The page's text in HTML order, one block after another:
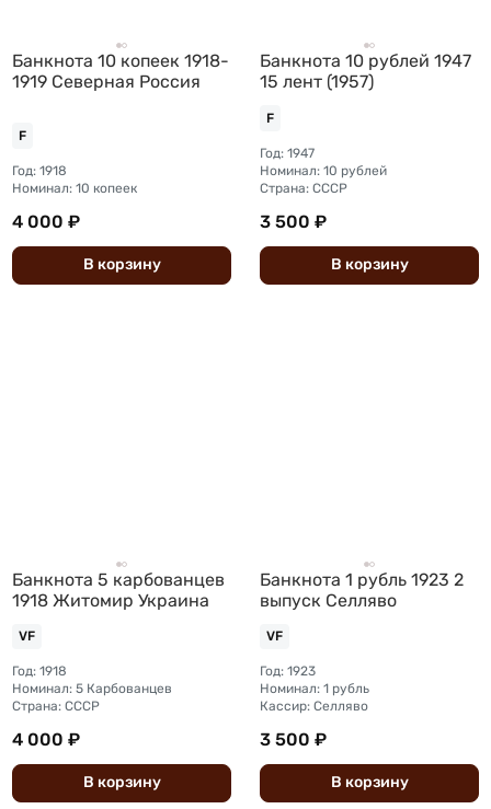
Банкнота 10 копеек 1918-
1919 Северная Россия
F
Год: 1918
Номинал: 10 копеек
4 000 ₽
В корзину
Банкнота 10 рублей 1947
15 лент (1957)
F
Год: 1947
Номинал: 10 рублей
Страна: СССР
3 500 ₽
В корзину
Банкнота 5 карбованцев
1918 Житомир Украина
VF
Год: 1918
Номинал: 5 Карбованцев
Страна: СССР
4 000 ₽
В корзину
Банкнота 1 рубль 1923 2
выпуск Селляво
VF
Год: 1923
Номинал: 1 рубль
Кассир: Селляво
3 500 ₽
В корзину